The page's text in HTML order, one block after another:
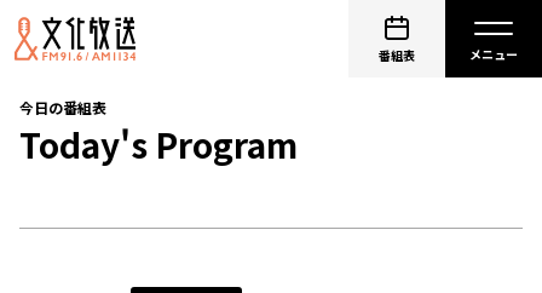
番組表
今日の番組表
Today's Program